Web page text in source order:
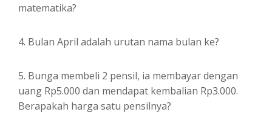
matematika?
4. Bulan April adalah urutan nama bulan ke?
5. Bunga membeli 2 pensil, ia membayar dengan
uang Rp5.000 dan mendapat kembalian Rp3.000.
Berapakah harga satu pensilnya?